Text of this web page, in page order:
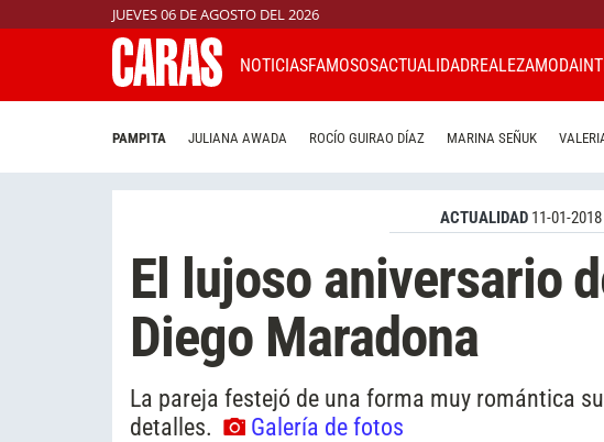
JUEVES 06 DE AGOSTO DEL 2026
NOTICIASFAMOSOSACTUALIDADREALEZAMODA
PAMPITA JULIANA AWADA ROCÍO GUIRAO DÍAZ MARINA SEÑUK
ACTUALIDAD 11-01-
El lujoso aniversario
Diego Maradona
La pareja festejó de una forma muy romántica
detalles.
Galería de fotos